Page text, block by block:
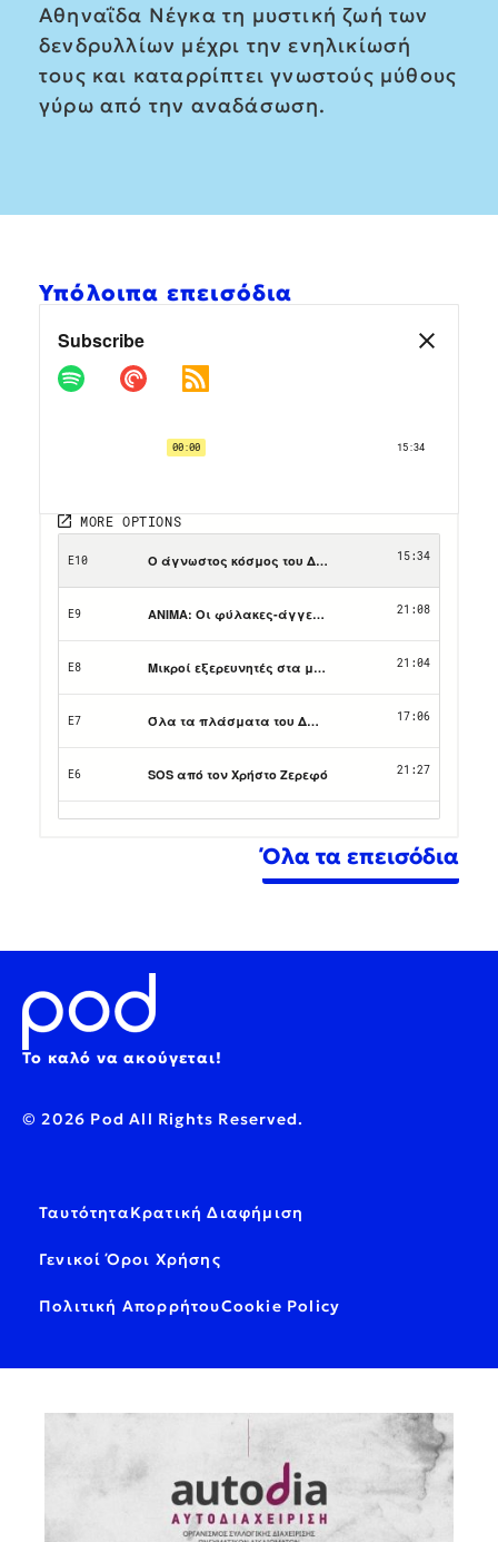
Αθηναΐδα Νέγκα τη μυστική ζωή των
δενδρυλλίων μέχρι την ενηλικίωσή
τους και καταρρίπτει γνωστούς μύθους
γύρω από την αναδάσωση.
Υπόλοιπα επεισόδια
Όλα τα επεισόδια
Το καλό να ακούγεται!
© 2026 Pod All Rights Reserved.
ΤαυτότηταΚρατική Διαφήμιση
Γενικοί Όροι Χρήσης
Πολιτική ΑπορρήτουCookie Policy